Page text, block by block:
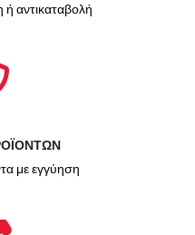
αντικαταβολή
με εγγύηση